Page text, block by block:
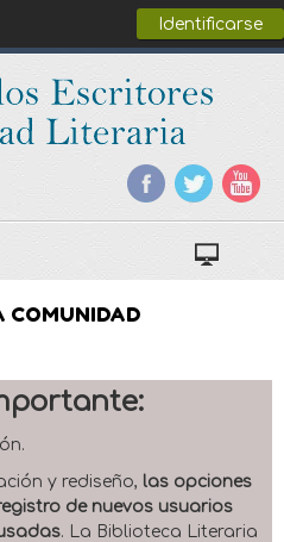
Identificarse
COMUNIDAD
y rediseño, las opciones
de nuevos usuarios
. La Biblioteca Literaria